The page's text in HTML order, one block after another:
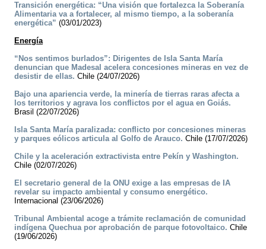
Transición energética: “Una visión que fortalezca la Soberanía
Alimentaria va a fortalecer, al mismo tiempo, a la soberanía
energética” (03/01/2023)
Energía
“Nos sentimos burlados”: Dirigentes de Isla Santa María
denuncian que Madesal acelera concesiones mineras en vez de
desistir de ellas. Chile (24/07/2026)
Bajo una apariencia verde, la minería de tierras raras afecta a
los territorios y agrava los conflictos por el agua en Goiás.
Brasil (22/07/2026)
Isla Santa María paralizada: conflicto por concesiones mineras
y parques eólicos articula al Golfo de Arauco. Chile (17/07/2026)
Chile y la aceleración extractivista entre Pekín y Washington.
Chile (02/07/2026)
El secretario general de la ONU exige a las empresas de IA
revelar su impacto ambiental y consumo energético.
Internacional (23/06/2026)
Tribunal Ambiental acoge a trámite reclamación de comunidad
indígena Quechua por aprobación de parque fotovoltaico. Chile
(19/06/2026)